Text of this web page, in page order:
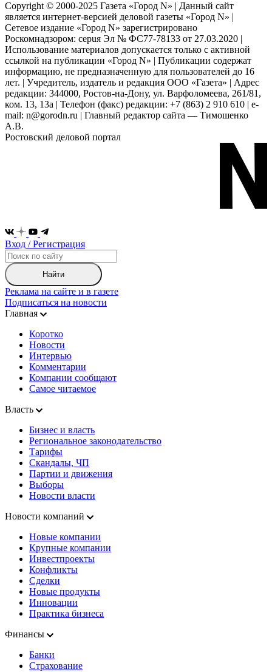
Copyright © 2000-2025 Газета «Город N» | Данный сайт
является интернет-версией деловой газеты «Город N» |
Сетевое издание «Город N» зарегистрировано
Роскомнадзором: серuя Эл № ФС77-78133 от 27.03.2020 |
Использование материалов допускается только с активной
ссылкой на публикации «Город N» | Публикации содержат
информацию, не предназначенную для пользователей до 16
лет. | Учредитель, издатель и редакция ООО «Газета» | Адрес
редакции: 344000, Ростов-на-Дону, ул. Варфоломеева, 261/81,
ком. 13, 13а | Телефон (факс) редакции: +7 (863) 2 910 610 | e-
mail: n@gorodn.ru | Главный редактор сайта — Тимошенко
А.В.
Ростовский деловой портал
Вход / Регистрация
Найти
Реклама на сайте и в газете
Подписаться на новости
Главная
Коротко
Новости
Интервью
Комментарии
Компании сообщают
Самое читаемое
Власть
Бизнес и власть
Региональное законодательство
Тарифы
Скандалы, ЧП
Партии и движения
Выборы
Новости власти
Новости компаний
Новые компании
Крупные компании
Инвестпроекты
Конфликты
Сделки
Новые продукты
Инновации
Практика бизнеса
Финансы
Банки
Страхование